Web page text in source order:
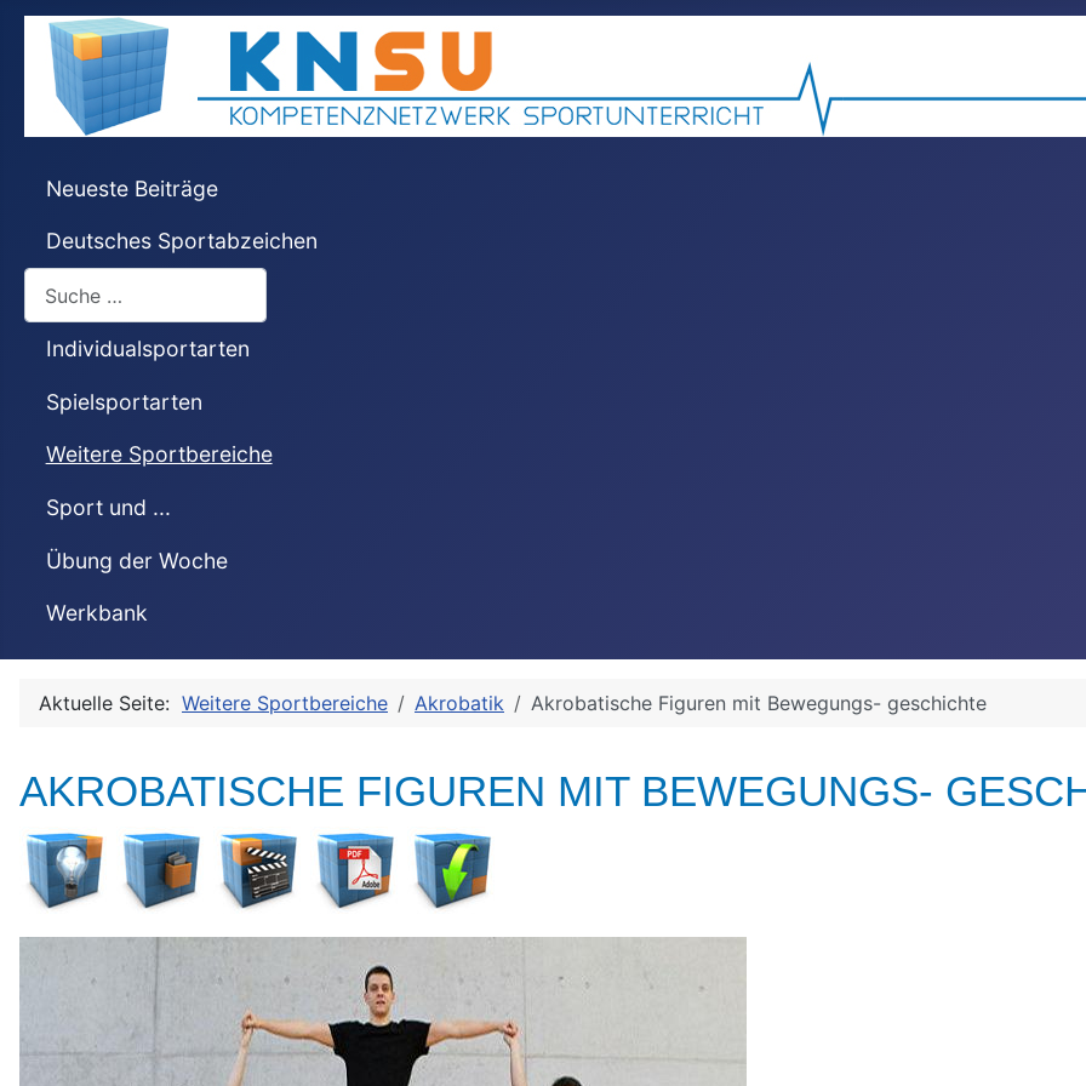
Neueste Beiträge
Deutsches Sportabzeichen
Individualsportarten
Spielsportarten
Weitere Sportbereiche
Sport und ...
Übung der Woche
Werkbank
Aktuelle Seite: Weitere Sportbereiche Akrobatik Akrobatische Figuren mit Bewegungs- geschichte
AKROBATISCHE FIGUREN MIT BEWEGUNGS-